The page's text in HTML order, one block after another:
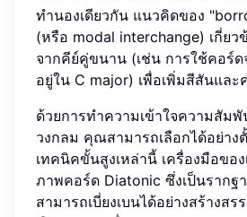
ทำนองเดียวกัน แนวคิดของ
(หรือ modal interchange) เกี่ย
จากคีย์คู่ขนาน (เช่น การใช้คอร์
อยู่ใน C major) เพื่อเพิ่มสีสันและ
ด้วยการทำความเข้าใจความสัม
วงกลม คุณสามารถเลือกได้อย่าง
เทคนิคขั้นสูงเหล่านี้ เครื่องมือขอ
ภาพคอร์ด Diatonic ซึ่งเป็นราก
สามารถเบี่ยงเบนได้อย่างสร้างส